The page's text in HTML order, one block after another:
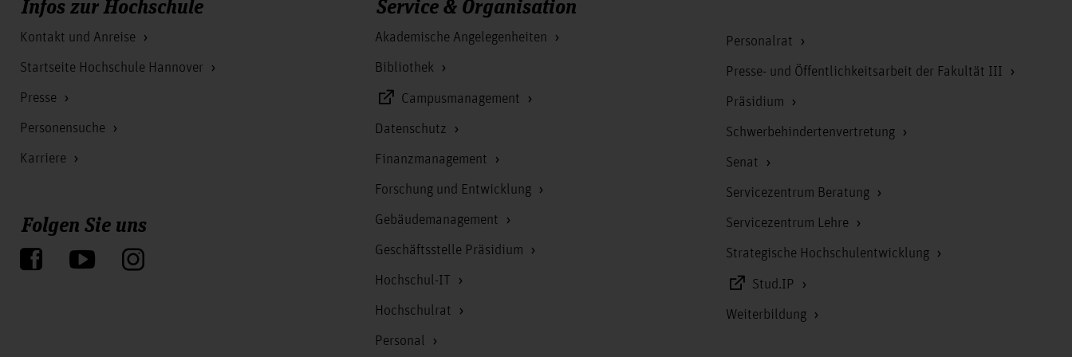
Kontakt und Anreise
Startseite Hochschule Hannover
Presse
Personensuche
Karriere
Folgen Sie uns
Akademische Angelegenheiten
Bibliothek
Campusmanagement
Datenschutz
Finanzmanagement
Forschung und Entwicklung
Gebäudemanagement
Geschäftsstelle Präsidium
Hochschul-IT
Hochschulrat
Personal
Personalrat
Presse- und Öffentlichkeitsarbeit der Fakultät III
Präsidium
Schwerbehindertenvertretung
Senat
Servicezentrum Beratung
Servicezentrum Lehre
Strategische Hochschulentwicklung
Stud.IP
Weiterbildung